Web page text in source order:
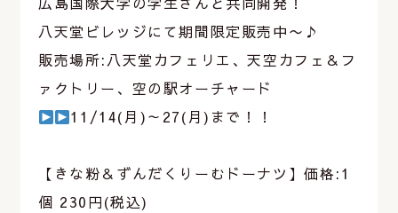
八天堂ビレッジにて期間限定販売中〜♪
販売場所:八天堂カフェリエ、天空カフェ＆フ
ァクトリー、空の駅オーチャード
11/14(月)～27(月)まで！！
【きな粉＆ずんだくりーむドーナツ】価格:1
個 230円(税込)